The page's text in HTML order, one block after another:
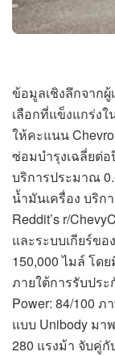
ข้อมูลเชิงลึกจากผู้
เลือกที่แข็งแกร่ง
ให้คะแนน
ซ่อมบำรุงเฉลี่ยต่อ
บริการประมาณ
น้ำมันเครื่อง บริก
Reddit’s r/
และระบบเกียร์ขอ
150,000 ไมล์ โด
ภายใต้การรับประ
Power: 84/100 ภ
แบบ Unibody มา
280 แรงม้า จับคู่